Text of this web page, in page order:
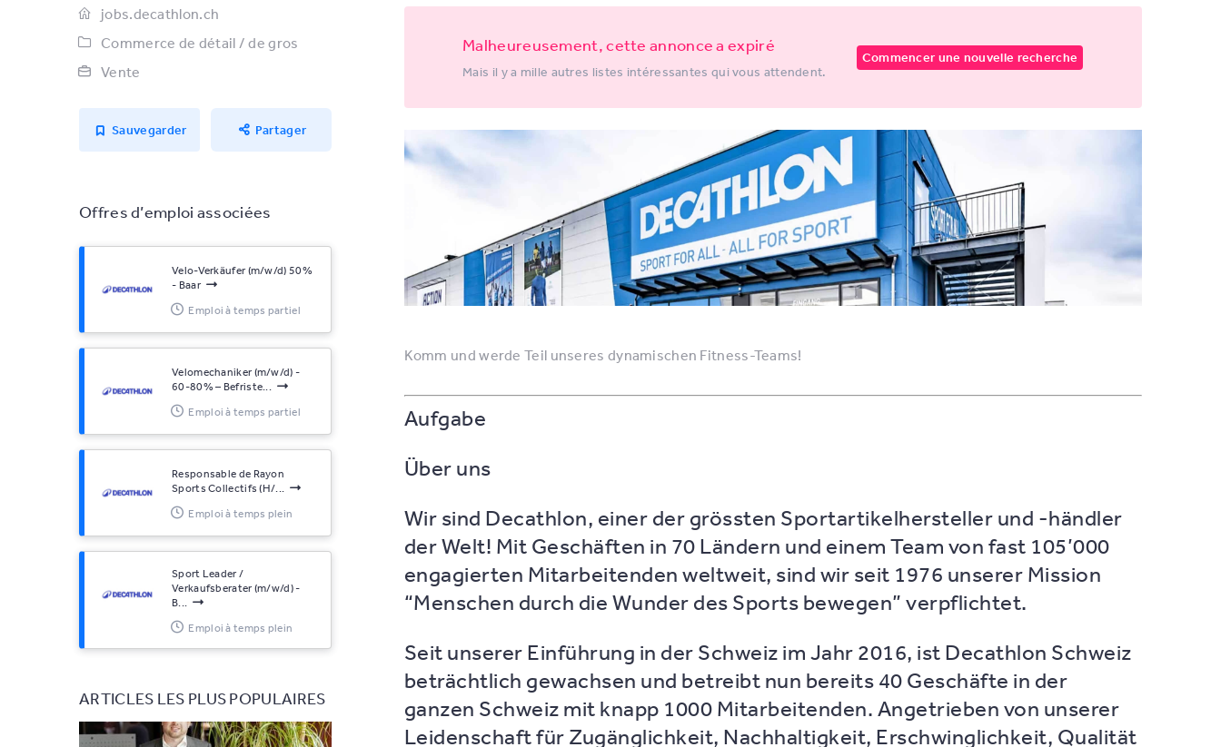
jobs.decathlon.ch
Commerce de détail / de gros
Vente
Sauvegarder Partager
Offres d’emploi associées
Velo-Verkäufer (m/w/d) 50%
- Baar
Emploi à temps partiel
Velomechaniker (m/w/d) -
60-80% – Befriste...
Emploi à temps partiel
Responsable de Rayon
Sports Collectifs (H/...
Emploi à temps plein
Sport Leader /
Verkaufsberater (m/w/d) -
B...
Emploi à temps plein
ARTICLES LES PLUS POPULAIRES
Malheureusement, cette annonce a expiré
Mais il y a mille autres listes intéressantes qui vous attendent.
Commencer une nouvelle recherche
Komm und werde Teil unseres dynamischen Fitness-Teams!
Aufgabe
Über uns
Wir sind Decathlon, einer der grössten Sportartikelhersteller und -händler
der Welt! Mit Geschäften in 70 Ländern und einem Team von fast 105’000
engagierten Mitarbeitenden weltweit, sind wir seit 1976 unserer Mission
“Menschen durch die Wunder des Sports bewegen” verpflichtet.
Seit unserer Einführung in der Schweiz im Jahr 2016, ist Decathlon Schweiz
beträchtlich gewachsen und betreibt nun bereits 40 Geschäfte in der
ganzen Schweiz mit knapp 1000 Mitarbeitenden. Angetrieben von unserer
Leidenschaft für Zugänglichkeit, Nachhaltigkeit, Erschwinglichkeit, Qualität